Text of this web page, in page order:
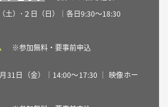
土）･２日（日）｜各日9:30〜18:30
※参加無料・要事前申込
31日（金）｜14:00〜17:30 ｜ 映像ホー